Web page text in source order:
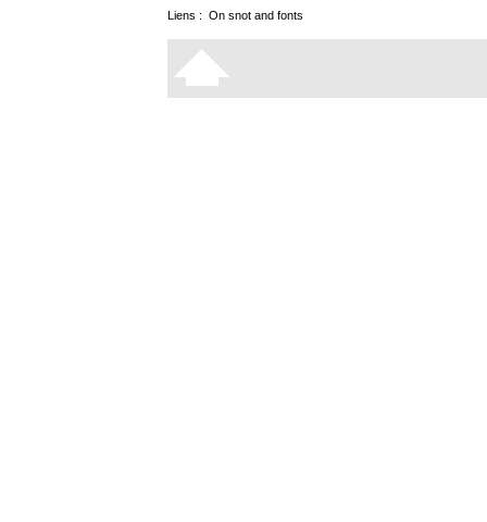
Liens : On snot and fonts